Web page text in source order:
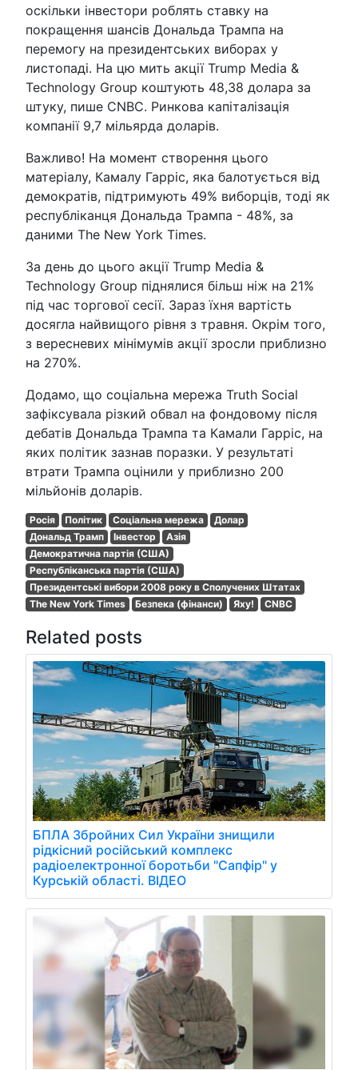
оскільки інвестори роблять ставку на
покращення шансів Дональда Трампа на
перемогу на президентських виборах у
листопаді. На цю мить акції Trump Media &
Technology Group коштують 48,38 долара за
штуку, пише CNBC. Ринкова капіталізація
компанії 9,7 мільярда доларів.
Важливо! На момент створення цього
матеріалу, Камалу Гарріс, яка балотується від
демократів, підтримують 49% виборців, тоді як
республіканця Дональда Трампа - 48%, за
даними The New York Times.
За день до цього акції Trump Media &
Technology Group піднялися більш ніж на 21%
під час торгової сесії. Зараз їхня вартість
досягла найвищого рівня з травня. Окрім того,
з вересневих мінімумів акції зросли приблизно
на 270%.
Додамо, що соціальна мережа Truth Social
зафіксувала різкий обвал на фондовому після
дебатів Дональда Трампа та Камали Гарріс, на
яких політик зазнав поразки. У результаті
втрати Трампа оцінили у приблизно 200
мільйонів доларів.
Росія Політик Соціальна мережа
Долар
Дональд Трамп
Інвестор
Азія
Демократична партія (США)
Республіканська партія (США)
Президентські вибори 2008 року в Сполучених Штатах
The New York Times
Безпека (фінанси) Яху! CNBC
Related posts
БПЛА Збройних Сил України знищили
рідкісний російський комплекс
радіоелектронної боротьби "Сапфір" у
Курській області. ВІДЕО